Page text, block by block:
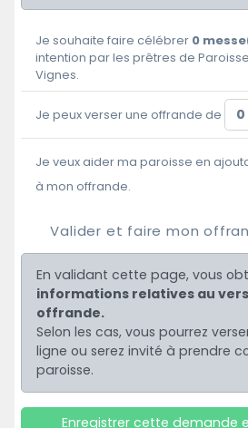
Je souhaite faire célébrer 0
intention par les prêtres de
Vignes.
Je peux verser une offrande de
Je veux aider ma paroisse en
à mon offrande.
Valider et faire mon
En validant cette page, vous
informations relatives au
offrande.
Selon les cas, vous pourrez
ligne ou serez invité à prendre
paroisse.
Enregistrer cette demande